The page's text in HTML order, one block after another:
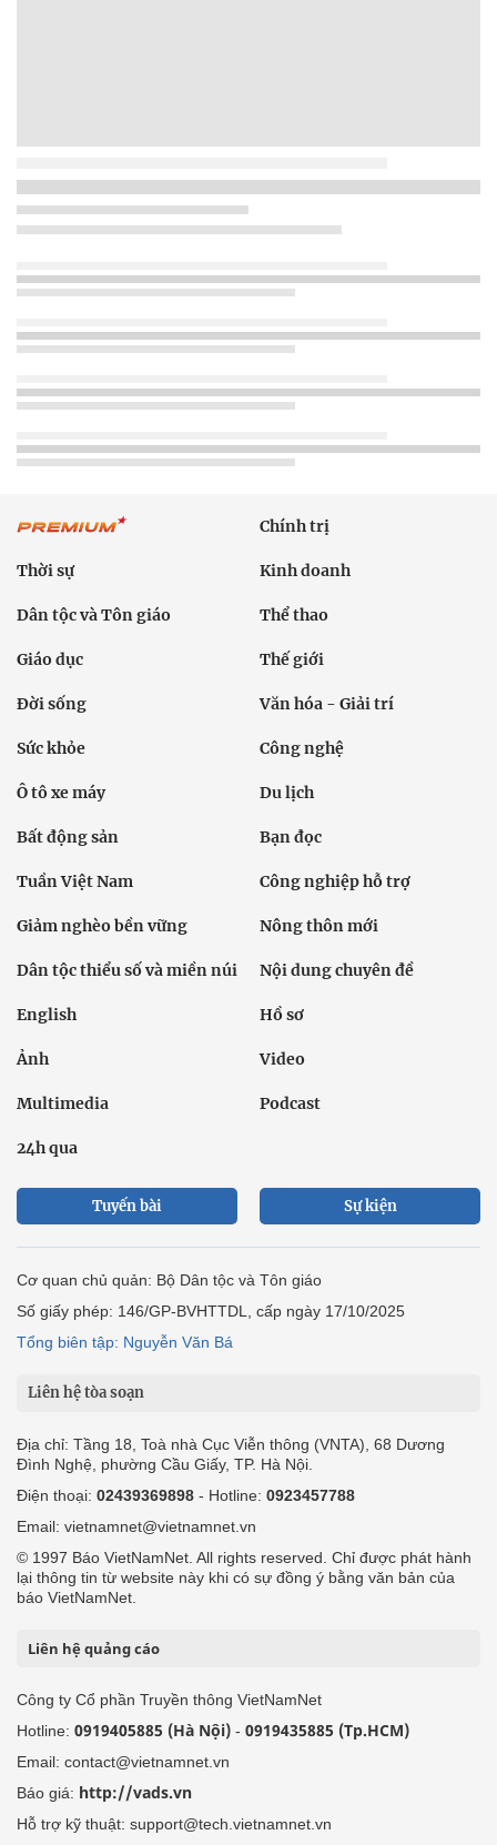
Chính trị
Thời sự Kinh doanh
Dân tộc và Tôn giáo Thể thao
Giáo dục Thế giới
Đời sống Văn hóa - Giải trí
Sức khỏe Công nghệ
Ô tô xe máy Du lịch
Bất động sản Bạn đọc
Tuần Việt Nam Công nghiệp hỗ trợ
Giảm nghèo bền vững Nông thôn mới
Dân tộc thiểu số và miền núi Nội dung chuyên đề
English Hồ sơ
Ảnh Video
Multimedia Podcast
24h qua
Tuyến bài Sự kiện
Cơ quan chủ quản: Bộ Dân tộc và Tôn giáo
Số giấy phép: 146/GP-BVHTTDL, cấp ngày 17/10/2025
Tổng biên tập: Nguyễn Văn Bá
Liên hệ tòa soạn
Địa chỉ: Tầng 18, Toà nhà Cục Viễn thông (VNTA), 68 Dương
Đình Nghệ, phường Cầu Giấy, TP. Hà Nội.
Điện thoại: 02439369898 - Hotline: 0923457788
Email: vietnamnet@vietnamnet.vn
© 1997 Báo VietNamNet. All rights reserved. Chỉ được phát hành
lại thông tin từ website này khi có sự đồng ý bằng văn bản của
báo VietNamNet.
Liên hệ quảng cáo
Công ty Cổ phần Truyền thông VietNamNet
Hotline: 0919405885 (Hà Nội) - 0919435885 (Tp.HCM)
Email: contact@vietnamnet.vn
Báo giá: http://vads.vn
Hỗ trợ kỹ thuật: support@tech.vietnamnet.vn